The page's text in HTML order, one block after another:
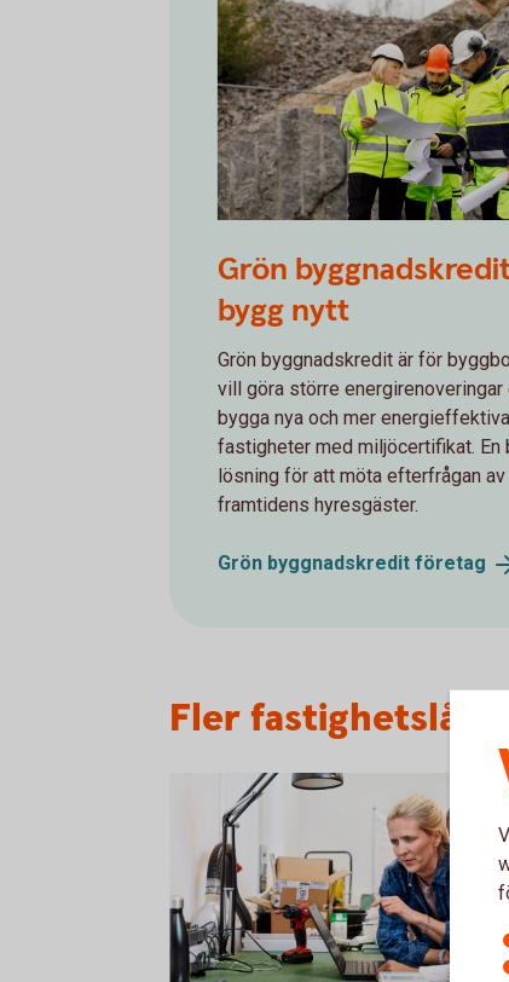
Grön
bygg nytt
Grön byggnadskredit är för
vill göra större energirenoveringar
bygga nya och mer energieffektiva
fastigheter med miljöcertifikat. En
lösning för att möta efterfrågan av
framtidens hyresgäster.
Grön byggnadskredit företag
Fler fastighetslån